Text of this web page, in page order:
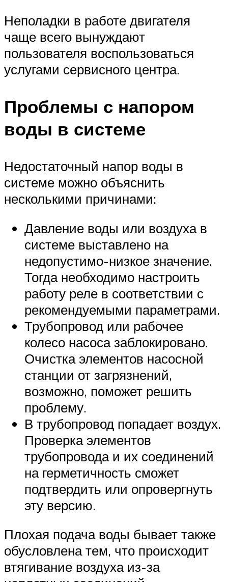
Неполадки в работе двигателя
чаще всего вынуждают
пользователя воспользоваться
услугами сервисного центра.
Проблемы с напором
воды в системе
Недостаточный напор воды в
системе можно объяснить
несколькими причинами:
Давление воды или воздуха в
системе выставлено на
недопустимо-низкое значение.
Тогда необходимо настроить
работу реле в соответствии с
рекомендуемыми параметрами.
Трубопровод или рабочее
колесо насоса заблокировано.
Очистка элементов насосной
станции от загрязнений,
возможно, поможет решить
проблему.
В трубопровод попадает воздух.
Проверка элементов
трубопровода и их соединений
на герметичность сможет
подтвердить или опровергнуть
эту версию.
Плохая подача воды бывает также
обусловлена тем, что происходит
втягивание воздуха из-за